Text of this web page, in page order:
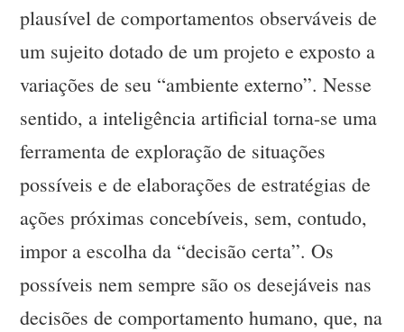
plausível de comportamentos observáveis de
um sujeito dotado de um projeto e exposto a
variações de seu “ambiente externo”. Nesse
sentido, a inteligência artificial torna-se uma
ferramenta de exploração de situações
possíveis e de elaborações de estratégias de
ações próximas concebíveis, sem, contudo,
impor a escolha da “decisão certa”. Os
possíveis nem sempre são os desejáveis nas
decisões de comportamento humano, que, na